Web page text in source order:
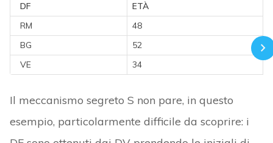
DF
ETÀ
RM
48
BG
52
VE
34
Il meccanismo segreto S non pare, in questo
esempio, particolarmente difficile da scoprire: i